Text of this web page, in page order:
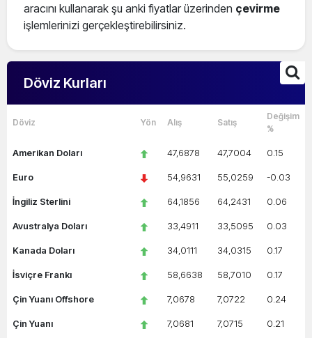
aracını kullanarak şu anki fiyatlar üzerinden çevirme
işlemlerinizi gerçekleştirebilirsiniz.
Döviz Kurları
Döviz Yön Alış Satış
Değişim
%
Amerikan Doları 47,6878 47,7004 0.15
Euro 54,9631 55,0259 -0.03
İngiliz Sterlini 64,1856 64,2431 0.06
Avustralya Doları 33,4911 33,5095 0.03
Kanada Doları 34,0111 34,0315 0.17
İsviçre Frankı 58,6638 58,7010 0.17
Çin Yuanı Offshore 7,0678 7,0722 0.24
Çin Yuanı 7,0681 7,0715 0.21